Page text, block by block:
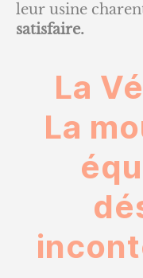
leur usine
satisfaire.
La
La